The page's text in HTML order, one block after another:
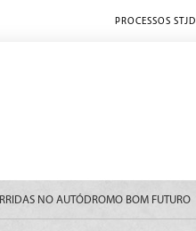
PROCESSOS STJD
NO AUTÓDROMO BOM FUTURO